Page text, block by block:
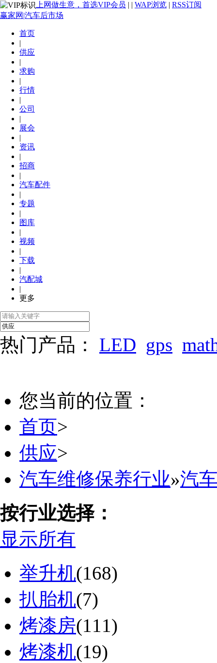
上网做生意，首选VIP会员 | | WAP浏览 | RSS订阅
赢家网|汽车后市场
首页
|
供应
|
求购
|
行情
|
公司
|
展会
|
资讯
|
招商
|
汽车配件
|
专题
|
图库
|
视频
|
下载
|
汽配城
|
更多
热门产品： LED gps
您当前的位置：
首页>
供应>
汽车维修保养行业»汽
按行业选择：
显示所有
举升机(168)
扒胎机(7)
烤漆房(111)
烤漆机(19)